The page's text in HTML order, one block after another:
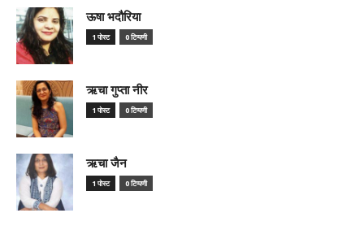
ऊषा भदौरिया
1 पोस्ट 0 टिप्पणी
ऋचा गुप्ता नीर
1 पोस्ट 0 टिप्पणी
ऋचा जैन
1 पोस्ट 0 टिप्पणी